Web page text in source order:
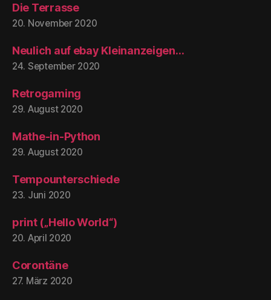
Die Terrasse
20. November 2020
Neulich auf ebay Kleinanzeigen…
24. September 2020
Retrogaming
29. August 2020
Mathe-in-Python
29. August 2020
Tempounterschiede
23. Juni 2020
print („Hello World“)
20. April 2020
Corontäne
27. März 2020